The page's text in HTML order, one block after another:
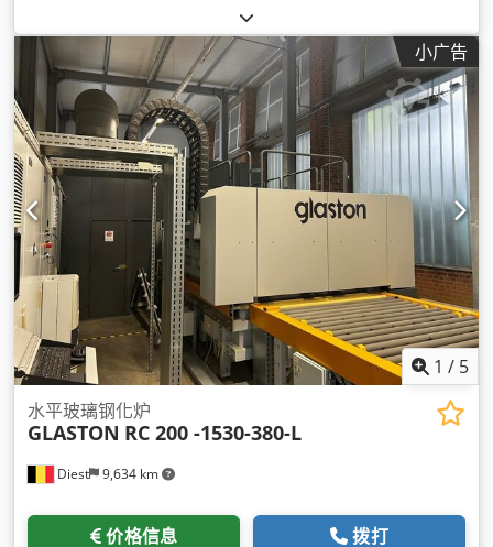
小广告
1 / 5
Diest 9,634 km
水平玻璃钢化炉
GLASTON RC 200 -1530-380-L
价格信息 拨打